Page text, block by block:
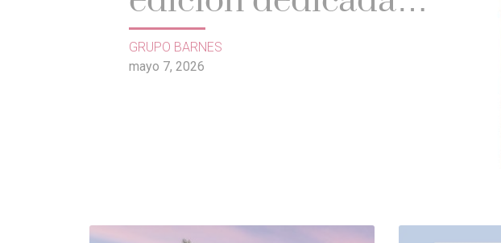
arte de vivir
mayo 7, 2026
GRUPO BARNES